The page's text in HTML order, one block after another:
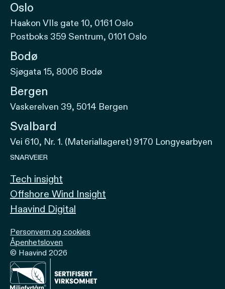
Oslo
Haakon VIIs gate 10, 0161 Oslo
Postboks 359 Sentrum, 0101 Oslo
Bodø
Sjøgata 15, 8006 Bodø
Bergen
Vaskerelven 39, 5014 Bergen
Svalbard
Vei 610, Nr. 1. (Materiallageret) 9170 Longyearbyen
SNARVEIER
Tech insight
Offshore Wind Insight
Haavind Digital
Personvern og cookies
Åpenhetsloven
© Haavind 2026